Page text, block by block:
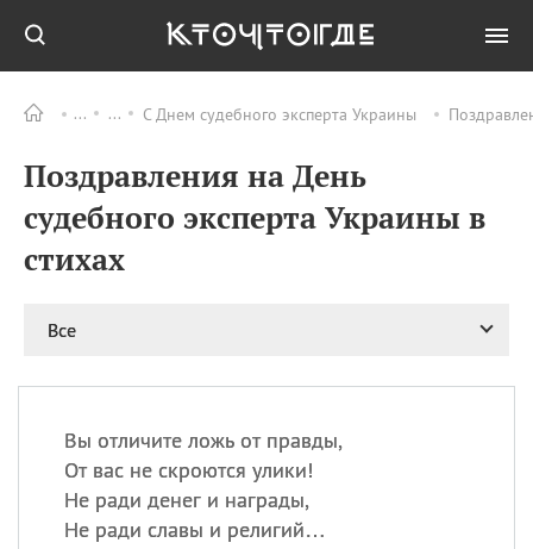
С Днем судебного эксперта Украины
Поздравления на День
судебного эксперта Украины в
стихах
Все
Вы отличите ложь от правды,
От вас не скроются улики!
Не ради денег и награды,
Не ради славы и религий…
ПРАЗДНИКИ Все
08.08
День «Счастье
случается» (Happiness
Happens Day)
больных
09.08 День книголюбов (Book
Lovers Day)